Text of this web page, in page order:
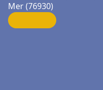
Mer (76930)